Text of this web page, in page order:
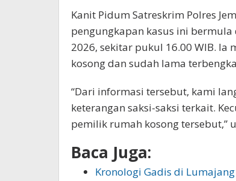
Kanit Pidum Satreskrim Polres
pengungkapan kasus ini
2026, sekitar pukul 16.00 WIB.
kosong dan sudah lama
“Dari informasi tersebut, kami
keterangan saksi-saksi terkait.
pemilik rumah kosong tersebut,”
Baca Juga:
Kronologi Gadis di